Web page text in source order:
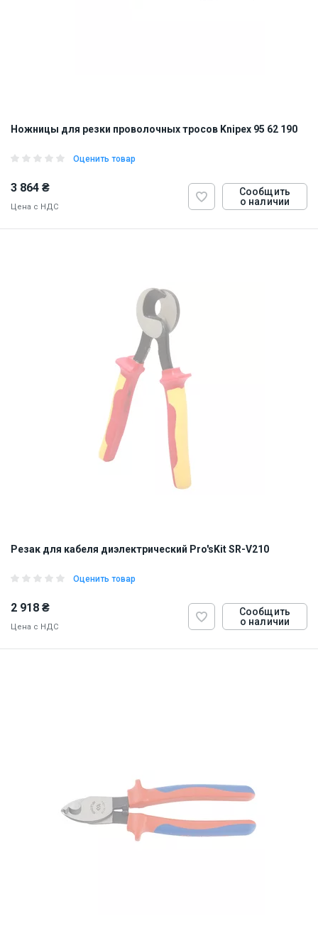
Ножницы для резки проволочных тросов Knipex 95 62 190
Оценить товар
3 864 ₴
Цена с НДС
Сообщить
о наличии
Резак для кабеля диэлектрический Pro'sKit SR-V210
Оценить товар
2 918 ₴
Цена с НДС
Сообщить
о наличии